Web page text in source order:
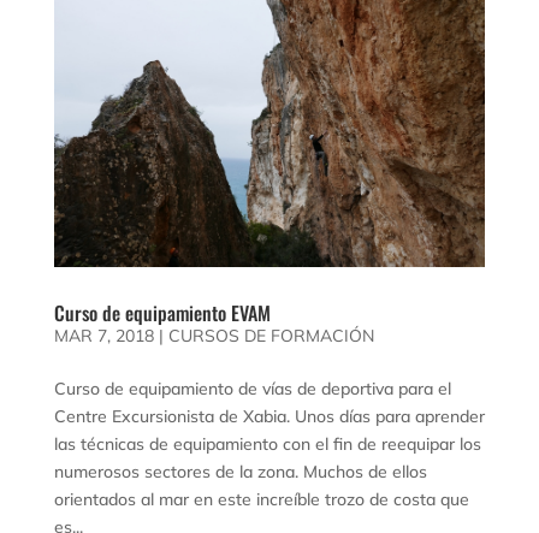
Curso de equipamiento EVAM
MAR 7, 2018| CURSOS DE FORMACIÓN
Curso de equipamiento de vías de deportiva para el
Centre Excursionista de Xabia. Unos días para aprender
las técnicas de equipamiento con el fin de reequipar los
numerosos sectores de la zona. Muchos de ellos
orientados al mar en este increíble trozo de costa que
es...